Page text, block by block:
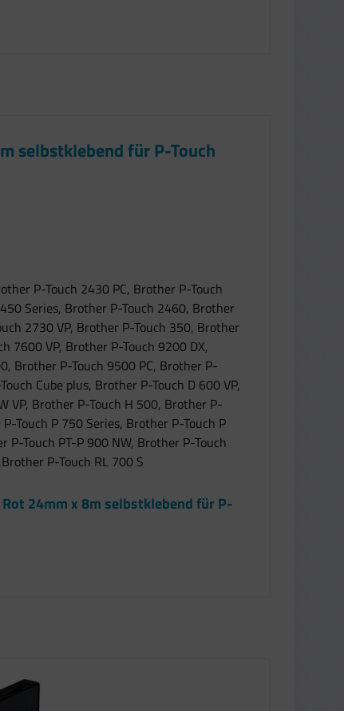
selbstklebend für P-Touch
P-Touch 2430 PC, Brother P-Touch
Series, Brother P-Touch 2460, Brother
2730 VP, Brother P-Touch 350, Brother
7600 VP, Brother P-Touch 9200 DX,
Brother P-Touch 9500 PC, Brother P-
Cube plus, Brother P-Touch D 600 VP,
VP, Brother P-Touch H 500, Brother P-
Touch P 750 Series, Brother P-Touch P
Touch PT-P 900 NW, Brother P-Touch
P-Touch RL 700 S
24mm x 8m selbstklebend für P-